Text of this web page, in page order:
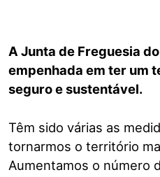
A Junta de Freguesia
empenhada em ter um
seguro e sustentável.
Têm sido várias as
tornarmos o território
Aumentamos o número